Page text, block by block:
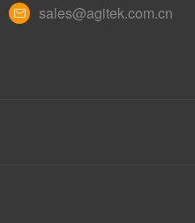
sales@agitek.com.cn